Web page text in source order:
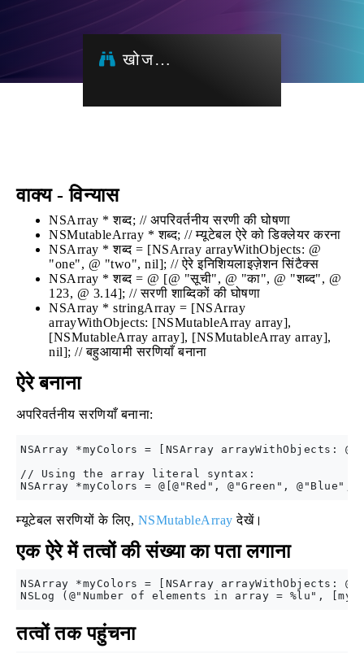
खोज…
वाक्य - विन्यास
NSArray * शब्द; // अपरिवर्तनीय सरणी की घोषणा
NSMutableArray * शब्द; // म्यूटेबल ऐरे को डिक्लेयर करना
NSArray * शब्द = [NSArray arrayWithObjects: @
"one", @ "two", nil]; // ऐरे इनिशियलाइज़ेशन सिंटैक्स
NSArray * शब्द = @ [@ "सूची", @ "का", @ "शब्द", @
123, @ 3.14]; // सरणी शाब्दिकों की घोषणा
NSArray * stringArray = [NSArray
arrayWithObjects: [NSMutableArray array],
[NSMutableArray array], [NSMutableArray array],
nil]; // बहुआयामी सरणियाँ बनाना
ऐरे बनाना
अपरिवर्तनीय सरणियाँ बनाना:
NSArray *myColors = [NSArray arrayWithObjects:
// Using the array literal syntax:
म्यूटेबल सरणियों के लिए, NSMutableArray देखें।
एक ऐरे में तत्वों की संख्या का पता लगाना
NSArray *myColors = [NSArray arrayWithObjects:
तत्वों तक पहुंचना